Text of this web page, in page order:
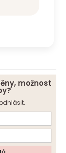
možnost